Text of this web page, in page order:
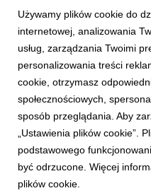
BRANDING OVATION
Od plantacji do
zapisy na szkolenia
Ovation 2026 - tylko
9 marca 2026
Zapraszamy do udziału w
biorących udział w
szkolenie na temat
Używamy plików cookie do
internetowej, analizowania
usług, zarządzania Twoimi
personalizowania treści
cookie, otrzymasz
społecznościowych,
sposób przeglądania. Aby
„Ustawienia plików cookie”.
podstawowego
być odrzucone. Więcej
plików cookie.